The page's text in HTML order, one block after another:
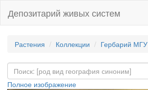
Депозитарий живых систем
Растения Коллекции Гербарий МГУ
Полное изображение